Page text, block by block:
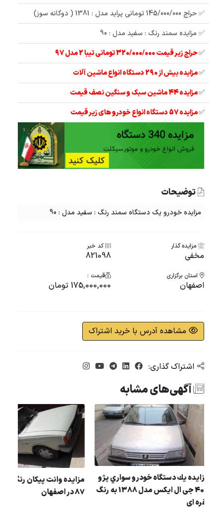
✅ حراج 145/000/000 تومانی پراید مدل : 1381 ( دوگانه سوز)
✅ مزایده سمند رنگ : سفید مدل : 90
✅حراج زیر قیمت 320/000/000 تومانی تیبا 2 مدل 97
✅مزایده بیش از 290 دستگاه انواع ماشین آلات
✅مزایده 44 ماشین سبک و سنگین نصف قیمت
✅مزایده 57 دستگاه انواع خودرو های زیر قیمت
توضیحات
مزایده خودرو یک دستگاه سمند رنگ : سفید مدل : 90
مزایده گذار
مخفی
کد خبر
821098
استان برگزاری
اصفهان
قیمت :
175,000,000 تومان
مشاهده آدرس با خرید اشتراک
اشتراک گذاری:
آگهی‌های مشابه
مزایده وانت پیکان
87 در اصفهان
مزایده يك دستگاه خودرو سواري پژو
405 جی ال ایکس مدل 1388 به رنگ
نقره ای